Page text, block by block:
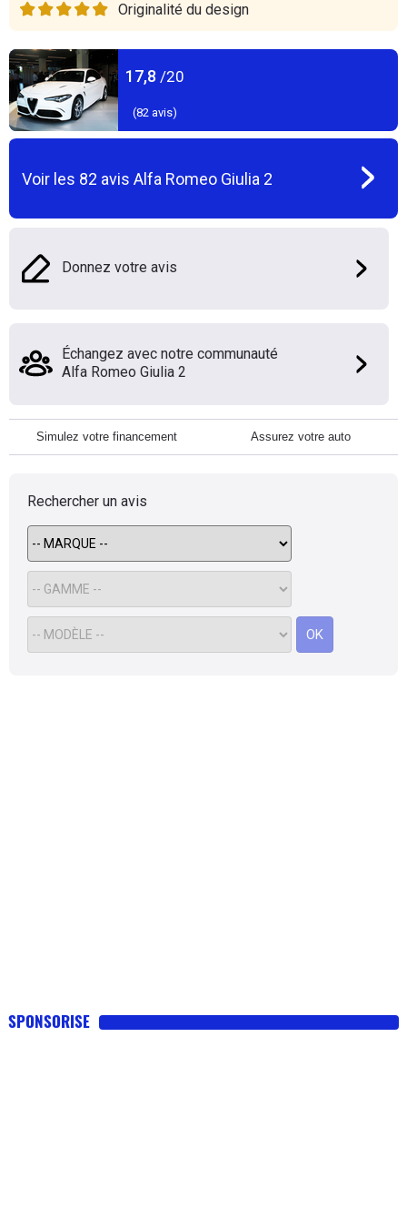
Originalité du design
17,8 /20
(82 avis)
Voir les 82 avis Alfa Romeo Giulia 2
Donnez votre avis
Échangez avec notre communauté
Alfa Romeo Giulia 2
Simulez votre financement Assurez votre auto
Rechercher un avis
OK
SPONSORISE